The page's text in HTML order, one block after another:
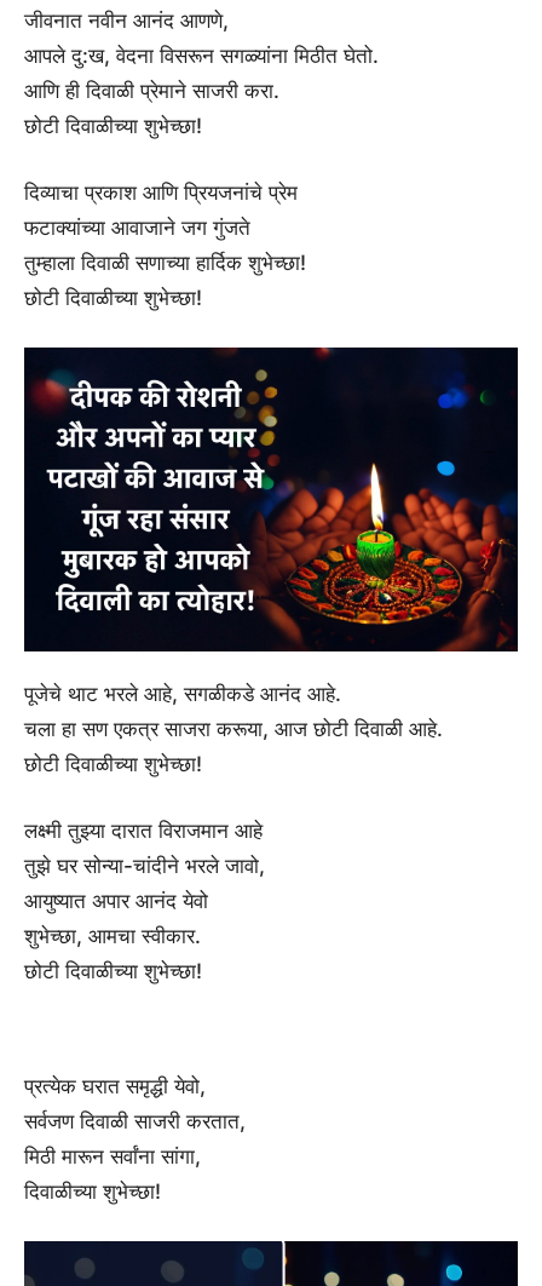
जीवनात नवीन आनंद आणणे,
आपले दु:ख, वेदना विसरून सगळ्यांना मिठीत घेतो.
आणि ही दिवाळी प्रेमाने साजरी करा.
छोटी दिवाळीच्या शुभेच्छा!
दिव्याचा प्रकाश आणि प्रियजनांचे प्रेम
फटाक्यांच्या आवाजाने जग गुंजते
तुम्हाला दिवाळी सणाच्या हार्दिक शुभेच्छा!
छोटी दिवाळीच्या शुभेच्छा!
पूजेचे थाट भरले आहे, सगळीकडे आनंद आहे.
चला हा सण एकत्र साजरा करूया, आज छोटी दिवाळी आहे.
छोटी दिवाळीच्या शुभेच्छा!
लक्ष्मी तुझ्या दारात विराजमान आहे
तुझे घर सोन्या-चांदीने भरले जावो,
आयुष्यात अपार आनंद येवो
शुभेच्छा, आमचा स्वीकार.
छोटी दिवाळीच्या शुभेच्छा!
प्रत्येक घरात समृद्धी येवो,
सर्वजण दिवाळी साजरी करतात,
मिठी मारून सर्वांना सांगा,
दिवाळीच्या शुभेच्छा!